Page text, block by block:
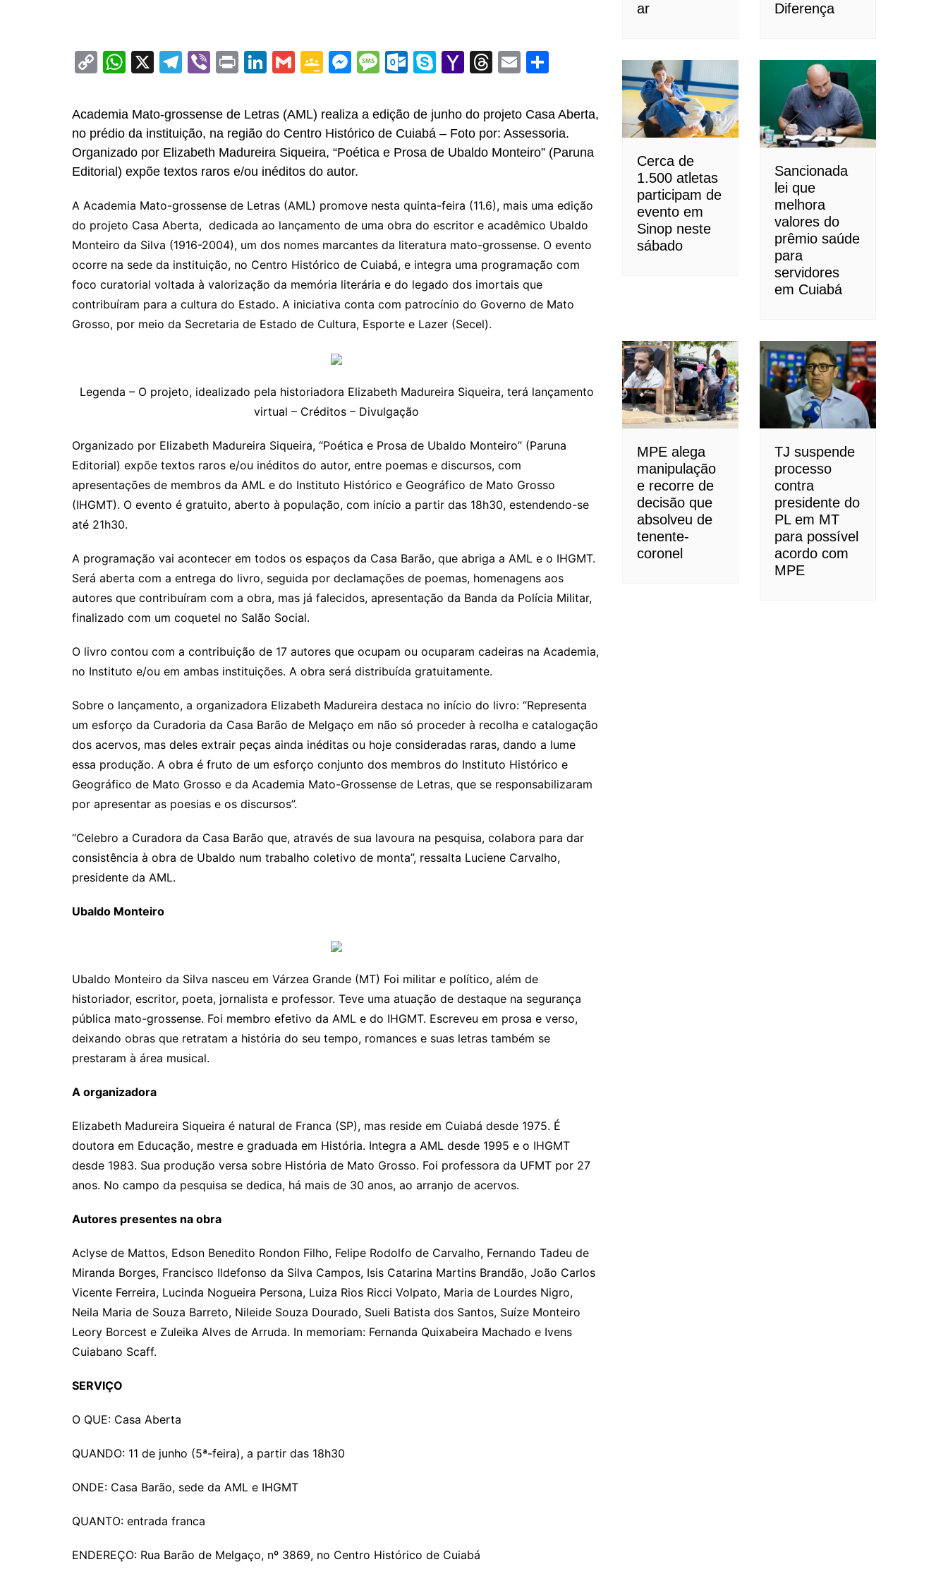
C
p
y
Li
n
k
W
at
s
A
p
p
X
T
e
gr
a
m
Vi
er
Pr
t
Li
k
e
dI
n
G
ai
l
G
o
gl
e
Cl
a
s
sr
o
o
m
M
s
s
e
n
g
er
M
s
s
a
e
O
lo
o
k.
o
m
S
y
p
e
Y
h
o
o
ai
l
T
e
a
d
E
ai
l
ar
e
Academia Mato-grossense de Letras (AML) realiza a edição de junho do projeto Casa Aberta,
no prédio da instituição, na região do Centro Histórico de Cuiabá – Foto por: Assessoria.
Organizado por Elizabeth Madureira Siqueira, “Poética e Prosa de Ubaldo Monteiro” (Paruna
Editorial) expõe textos raros e/ou inéditos do autor.
A Academia Mato-grossense de Letras (AML) promove nesta quinta-feira (11.6), mais uma edição
do projeto Casa Aberta, dedicada ao lançamento de uma obra do escritor e acadêmico Ubaldo
Monteiro da Silva (1916-2004), um dos nomes marcantes da literatura mato-grossense. O evento
ocorre na sede da instituição, no Centro Histórico de Cuiabá, e integra uma programação com
foco curatorial voltada à valorização da memória literária e do legado dos imortais que
contribuíram para a cultura do Estado. A iniciativa conta com patrocínio do Governo de Mato
Grosso, por meio da Secretaria de Estado de Cultura, Esporte e Lazer (Secel).
Legenda – O projeto, idealizado pela historiadora Elizabeth Madureira Siqueira, terá lançamento
virtual – Créditos – Divulgação
Organizado por Elizabeth Madureira Siqueira, “Poética e Prosa de Ubaldo Monteiro” (Paruna
Editorial) expõe textos raros e/ou inéditos do autor, entre poemas e discursos, com
apresentações de membros da AML e do Instituto Histórico e Geográfico de Mato Grosso
(IHGMT). O evento é gratuito, aberto à população, com início a partir das 18h30, estendendo-se
até 21h30.
A programação vai acontecer em todos os espaços da Casa Barão, que abriga a AML e o IHGMT.
Será aberta com a entrega do livro, seguida por declamações de poemas, homenagens aos
autores que contribuíram com a obra, mas já falecidos, apresentação da Banda da Polícia Militar,
finalizado com um coquetel no Salão Social.
O livro contou com a contribuição de 17 autores que ocupam ou ocuparam cadeiras na Academia,
no Instituto e/ou em ambas instituições. A obra será distribuída gratuitamente.
Sobre o lançamento, a organizadora Elizabeth Madureira destaca no início do livro: “Representa
um esforço da Curadoria da Casa Barão de Melgaço em não só proceder à recolha e catalogação
dos acervos, mas deles extrair peças ainda inéditas ou hoje consideradas raras, dando a lume
essa produção. A obra é fruto de um esforço conjunto dos membros do Instituto Histórico e
Geográfico de Mato Grosso e da Academia Mato-Grossense de Letras, que se responsabilizaram
por apresentar as poesias e os discursos”.
“Celebro a Curadora da Casa Barão que, através de sua lavoura na pesquisa, colabora para dar
consistência à obra de Ubaldo num trabalho coletivo de monta”, ressalta Luciene Carvalho,
presidente da AML.
Ubaldo Monteiro
Ubaldo Monteiro da Silva nasceu em Várzea Grande (MT) Foi militar e político, além de
historiador, escritor, poeta, jornalista e professor. Teve uma atuação de destaque na segurança
pública mato-grossense. Foi membro efetivo da AML e do IHGMT. Escreveu em prosa e verso,
deixando obras que retratam a história do seu tempo, romances e suas letras também se
prestaram à área musical.
A organizadora
Elizabeth Madureira Siqueira é natural de Franca (SP), mas reside em Cuiabá desde 1975. É
doutora em Educação, mestre e graduada em História. Integra a AML desde 1995 e o IHGMT
desde 1983. Sua produção versa sobre História de Mato Grosso. Foi professora da UFMT por 27
anos. No campo da pesquisa se dedica, há mais de 30 anos, ao arranjo de acervos.
Autores presentes na obra
Aclyse de Mattos, Edson Benedito Rondon Filho, Felipe Rodolfo de Carvalho, Fernando Tadeu de
Miranda Borges, Francisco Ildefonso da Silva Campos, Isis Catarina Martins Brandão, João Carlos
Vicente Ferreira, Lucinda Nogueira Persona, Luiza Rios Ricci Volpato, Maria de Lourdes Nigro,
Neila Maria de Souza Barreto, Nileide Souza Dourado, Sueli Batista dos Santos, Suíze Monteiro
Leory Borcest e Zuleika Alves de Arruda. In memoriam: Fernanda Quixabeira Machado e Ivens
Cuiabano Scaff.
SERVIÇO
O QUE: Casa Aberta
QUANDO: 11 de junho (5ª-feira), a partir das 18h30
ONDE: Casa Barão, sede da AML e IHGMT
QUANTO: entrada franca
ENDEREÇO: Rua Barão de Melgaço, nº 3869, no Centro Histórico de Cuiabá
ar Diferença
Cerca de
1.500 atletas
participam de
evento em
Sinop neste
sábado
Sancionada
lei que
melhora
valores do
prêmio saúde
para
servidores
em Cuiabá
MPE alega
manipulação
e recorre de
decisão que
absolveu de
tenente-
coronel
TJ suspende
processo
contra
presidente do
PL em MT
para possível
acordo com
MPE